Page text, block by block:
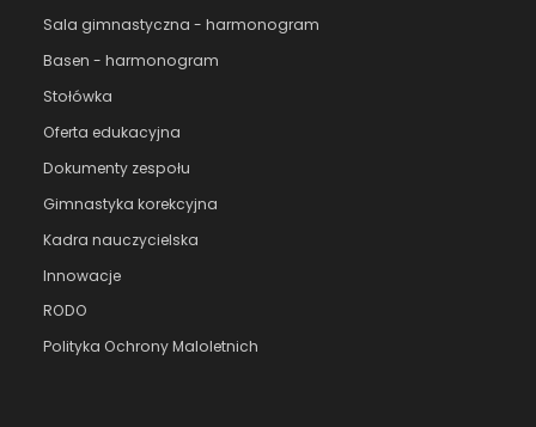
Sala gimnastyczna - harmonogram
Basen - harmonogram
Stołówka
Oferta edukacyjna
Dokumenty zespołu
Gimnastyka korekcyjna
Kadra nauczycielska
Innowacje
RODO
Polityka Ochrony Maloletnich